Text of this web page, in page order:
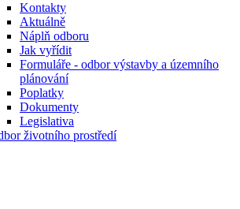
Kontakty
Aktuálně
Náplň odboru
Jak vyřídit
Formuláře - odbor výstavby a územního
plánování
Poplatky
Dokumenty
Legislativa
životního prostředí